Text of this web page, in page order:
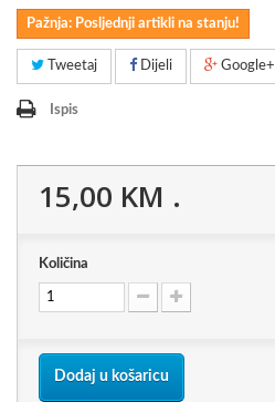
Pažnja: Posljednji artikli na stanju!
Tweetaj Dijeli Google+
Ispis
15,00 KM .
Količina
Dodaj u košaricu